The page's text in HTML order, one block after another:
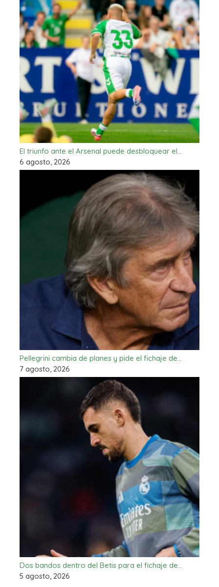
El triunfo ante el Arsenal puede desbloquear el…
6 agosto, 2026
Pellegrini cambia de planes y pide el fichaje de…
7 agosto, 2026
Dos bandos dentro del Betis para el fichaje de…
5 agosto, 2026